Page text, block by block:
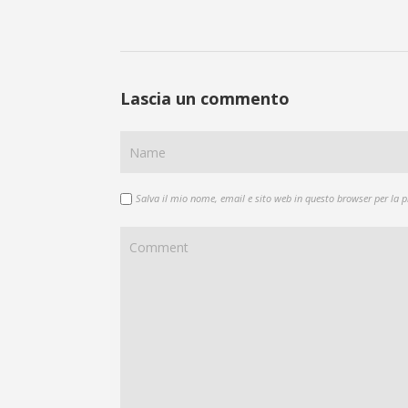
Lascia un commento
Salva il mio nome, email e sito web in questo browser per la